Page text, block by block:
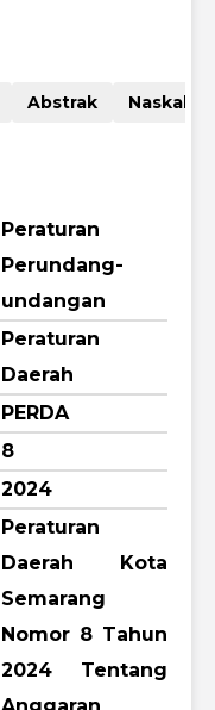
Abstrak
Peraturan
Perundang-
undangan
Peraturan
Daerah
PERDA
8
2024
Peraturan
Daerah Kota
Semarang
Nomor 8 Tahun
2024 Tentang
Anggaran